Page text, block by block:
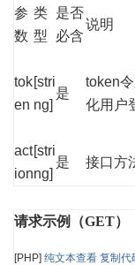
参
数
类
型
是否
必含
说明
tok
en
[stri
ng]
是
token
化用户
act
ion
[stri
ng]
是 接口方
请求示例（GET）
[PHP] 纯文本查看 复制代